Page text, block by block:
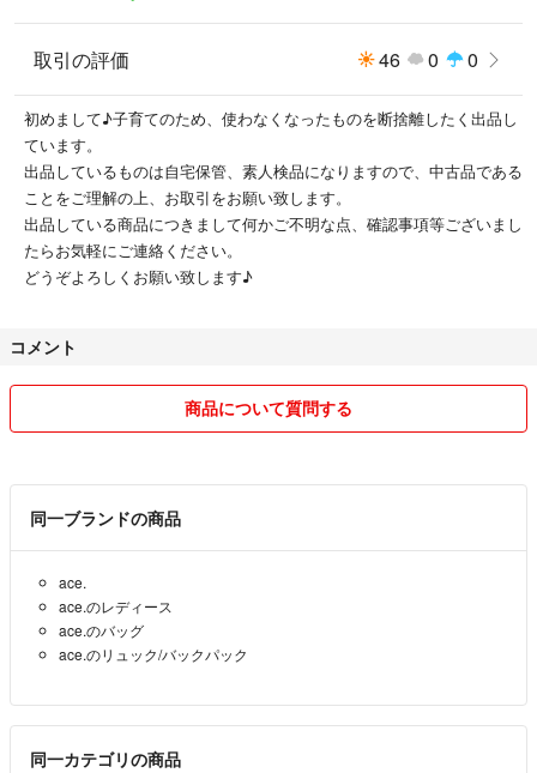
取引の評価 46 0 0
初めまして♪子育てのため、使わなくなったものを断捨離したく出品し
ています。
出品しているものは自宅保管、素人検品になりますので、中古品である
ことをご理解の上、お取引をお願い致します。
出品している商品につきまして何かご不明な点、確認事項等ございまし
たらお気軽にご連絡ください。
どうぞよろしくお願い致します♪
コメント
商品について質問する
同一ブランドの商品
ace.
ace.のレディース
ace.のバッグ
ace.のリュック/バックパック
同一カテゴリの商品